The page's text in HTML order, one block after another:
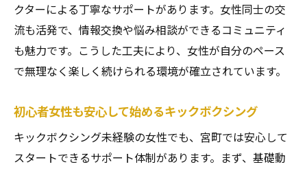
クターによる丁寧なサポートがあります。女性同士の交
流も活発で、情報交換や悩み相談ができるコミュニティ
も魅力です。こうした工夫により、女性が自分のペース
で無理なく楽しく続けられる環境が確立されています。
初心者女性も安心して始めるキックボクシング
キックボクシング未経験の女性でも、宮町では安心して
スタートできるサポート体制があります。まず、基礎動